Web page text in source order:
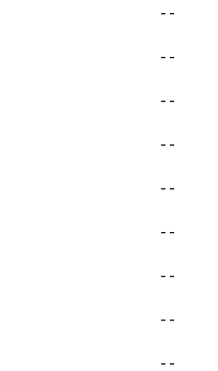
--
--
--
--
--
--
--
--
--